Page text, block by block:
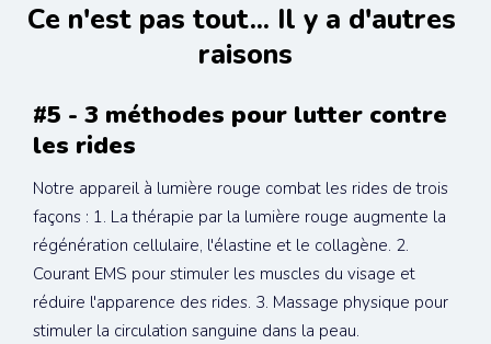
Ce n'est pas tout... Il y a d'autres
raisons
#5 - 3 méthodes pour lutter contre
les rides
Notre appareil à lumière rouge combat les rides de trois
façons : 1. La thérapie par la lumière rouge augmente la
régénération cellulaire, l'élastine et le collagène. 2.
Courant EMS pour stimuler les muscles du visage et
réduire l'apparence des rides. 3. Massage physique pour
stimuler la circulation sanguine dans la peau.